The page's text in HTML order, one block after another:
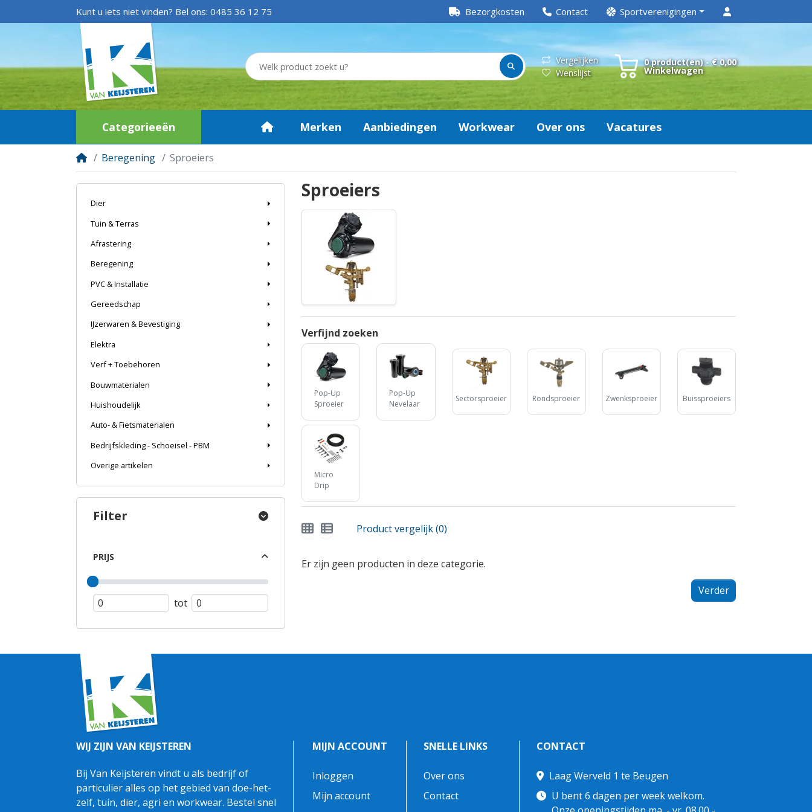
Kunt u iets niet vinden? Bel ons: 0485 36 12 75 Bezorgkosten Contact Sportverenigingen
Vergelijken
Wenslijst
Winkelwagen
0 product(en) - € 0,00
Categorieeën Merken Aanbiedingen Workwear Over ons Vacatures
Beregening Sproeiers
Dier
Tuin & Terras
Afrastering
Beregening
PVC & Installatie
Gereedschap
IJzerwaren & Bevestiging
Elektra
Verf + Toebehoren
Bouwmaterialen
Huishoudelijk
Auto- & Fietsmaterialen
Bedrijfskleding - Schoeisel - PBM
Overige artikelen
Filter
PRIJS
tot
Sproeiers
Verfijnd zoeken
Pop-Up
Sproeier
Pop-Up
Nevelaar
Sectorsproeier Rondsproeier Zwenksproeier Buissproeiers
Micro
Drip
Product vergelijk (0)
Er zijn geen producten in deze categorie.
Verder
WIJ ZIJN VAN KEIJSTEREN
Bij Van Keijsteren vindt u als bedrijf of
particulier alles op het gebied van doe-het-
zelf, tuin, dier, agri en workwear. Bestel snel
MIJN ACCOUNT
Inloggen
Mijn account
SNELLE LINKS
Over ons
Contact
CONTACT
Laag Werveld 1 te Beugen
U bent 6 dagen per week welkom.